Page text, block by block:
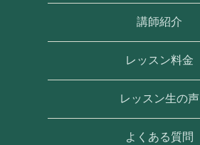
講師紹介
レッスン料金
レッスン生の声
よくある質問